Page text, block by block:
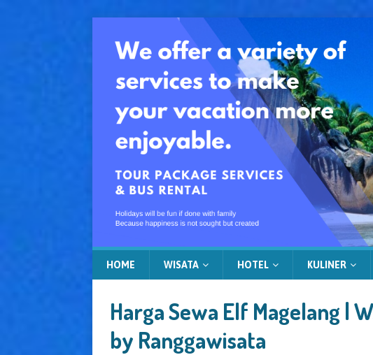
HOME WISATA HOTEL KULINER
Harga Sewa Elf Magelang |
by Ranggawisata